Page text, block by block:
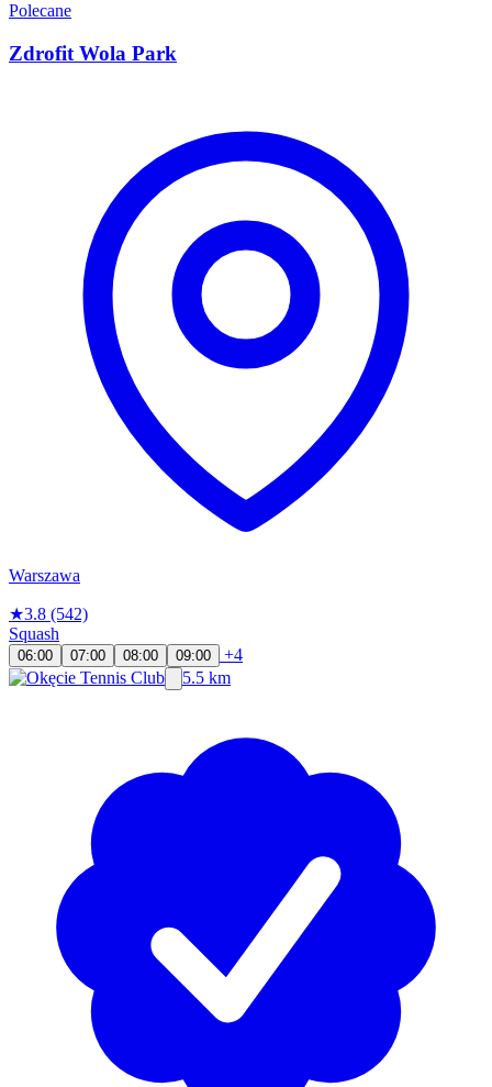
Polecane
Zdrofit Wola Park
Warszawa
★3.8 (542)
Squash
06:00 07:00 08:00 09:00
+4
5.5 km